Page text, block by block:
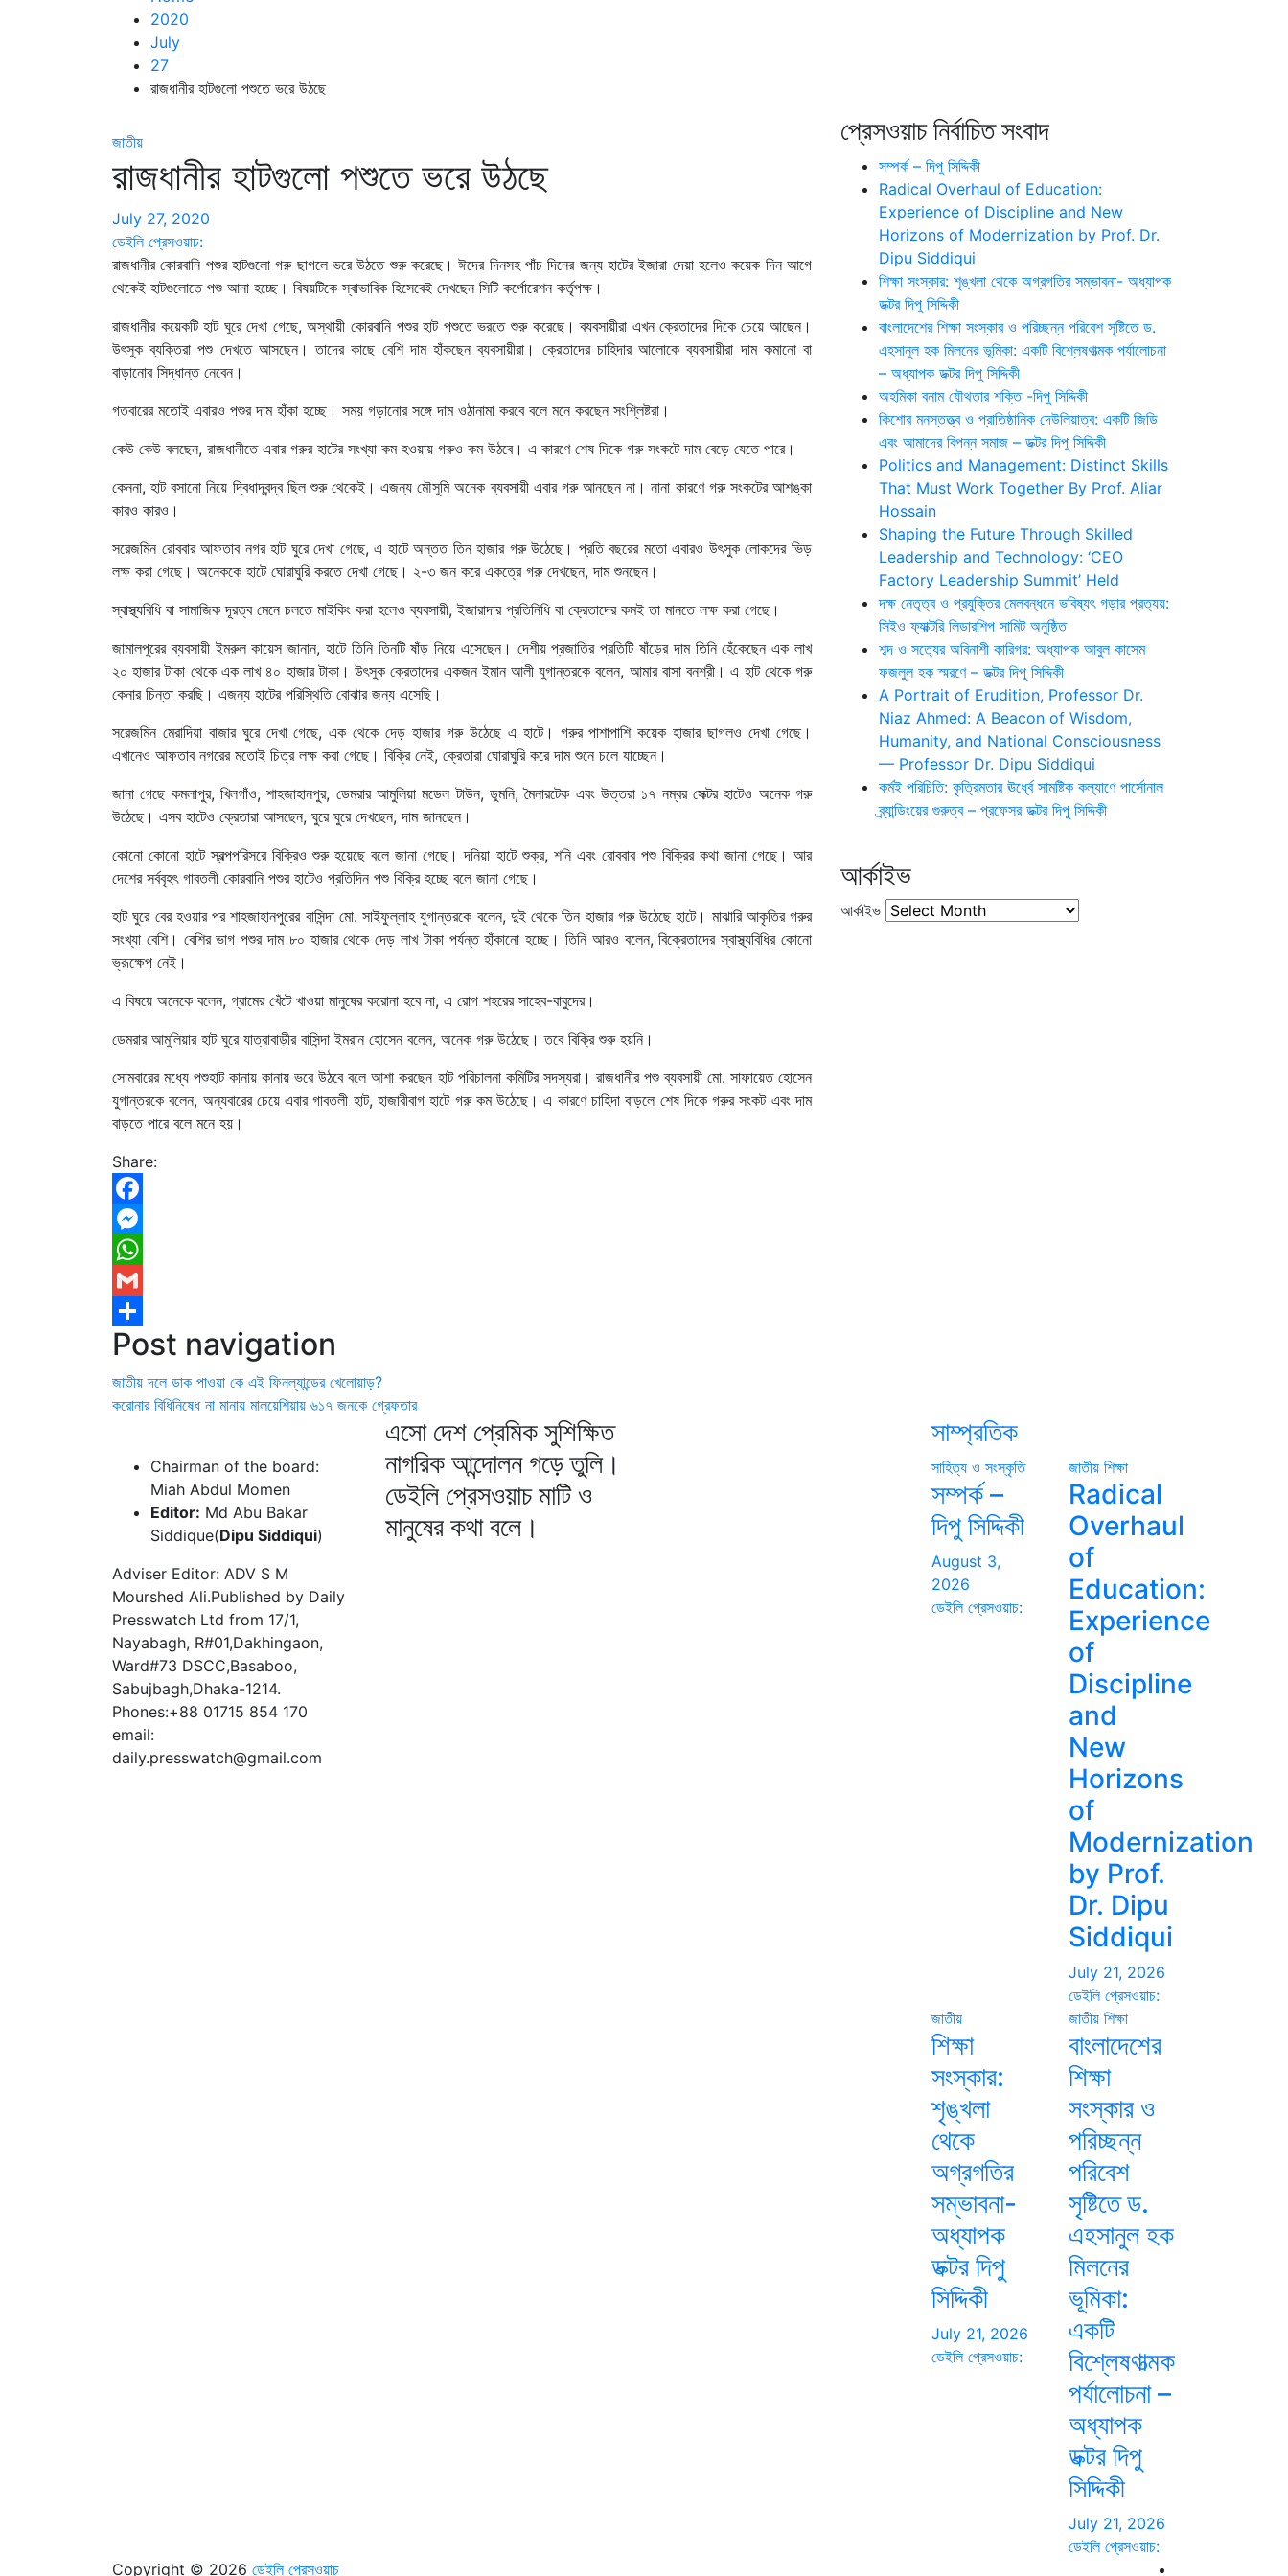
2020
July
27
রাজধানীর হাটগুলো পশুতে ভরে উঠছে
জাতীয়
রাজধানীর হাটগুলো পশুতে ভরে উঠছে
July 27, 2020
ডেইলি প্রেসওয়াচ:
রাজধানীর কোরবানি পশুর হাটগুলো গরু ছাগলে ভরে উঠতে শুরু করেছে। ঈদের দিনসহ পাঁচ দিনের জন্য হাটের ইজারা দেয়া হলেও কয়েক দিন আগে
থেকেই হাটগুলোতে পশু আনা হচ্ছে। বিষয়টিকে স্বাভাবিক হিসেবেই দেখছেন সিটি কর্পোরেশন কর্তৃপক্ষ।
রাজধানীর কয়েকটি হাট ঘুরে দেখা গেছে, অস্থায়ী কোরবানি পশুর হাট পশুতে ভরতে শুরু করেছে। ব্যবসায়ীরা এখন ক্রেতাদের দিকে চেয়ে আছেন।
উৎসুক ব্যক্তিরা পশু দেখতে আসছেন। তাদের কাছে বেশি দাম হাঁকছেন ব্যবসায়ীরা। ক্রেতাদের চাহিদার আলোকে ব্যবসায়ীরা দাম কমানো বা
বাড়ানোর সিদ্ধান্ত নেবেন।
গতবারের মতোই এবারও পশুর দাম হাঁকা হচ্ছে। সময় গড়ানোর সঙ্গে দাম ওঠানামা করবে বলে মনে করছেন সংশ্লিষ্টরা।
কেউ কেউ বলছেন, রাজধানীতে এবার গরুর হাটের সংখ্যা কম হওয়ায় গরুও কম উঠবে। এ কারণে শেষ দিকে গরু সংকটে দাম বেড়ে যেতে পারে।
কেননা, হাট বসানো নিয়ে দ্বিধাদ্বন্দ্ব ছিল শুরু থেকেই। এজন্য মৌসুমি অনেক ব্যবসায়ী এবার গরু আনছেন না। নানা কারণে গরু সংকটের আশঙ্কা
কারও কারও।
সরেজমিন রোববার আফতাব নগর হাট ঘুরে দেখা গেছে, এ হাটে অন্তত তিন হাজার গরু উঠেছে। প্রতি বছরের মতো এবারও উৎসুক লোকদের ভিড়
লক্ষ করা গেছে। অনেককে হাটে ঘোরাঘুরি করতে দেখা গেছে। ২-৩ জন করে একত্রে গরু দেখছেন, দাম শুনছেন।
স্বাস্থ্যবিধি বা সামাজিক দূরত্ব মেনে চলতে মাইকিং করা হলেও ব্যবসায়ী, ইজারাদার প্রতিনিধি বা ক্রেতাদের কমই তা মানতে লক্ষ করা গেছে।
জামালপুরের ব্যবসায়ী ইমরুল কায়েস জানান, হাটে তিনি তিনটি ষাঁড় নিয়ে এসেছেন। দেশীয় প্রজাতির প্রতিটি ষাঁড়ের দাম তিনি হেঁকেছেন এক লাখ
২০ হাজার টাকা থেকে এক লাখ ৪০ হাজার টাকা। উৎসুক ক্রেতাদের একজন ইমান আলী যুগান্তরকে বলেন, আমার বাসা বনশ্রী। এ হাট থেকে গরু
কেনার চিন্তা করছি। এজন্য হাটের পরিস্থিতি বোঝার জন্য এসেছি।
সরেজমিন মেরাদিয়া বাজার ঘুরে দেখা গেছে, এক থেকে দেড় হাজার গরু উঠেছে এ হাটে। গরুর পাশাপাশি কয়েক হাজার ছাগলও দেখা গেছে।
এখানেও আফতাব নগরের মতোই চিত্র লক্ষ করা গেছে। বিক্রি নেই, ক্রেতারা ঘোরাঘুরি করে দাম শুনে চলে যাচ্ছেন।
জানা গেছে কমলাপুর, খিলগাঁও, শাহজাহানপুর, ডেমরার আমুলিয়া মডেল টাউন, ডুমনি, মৈনারটেক এবং উত্তরা ১৭ নম্বর সেক্টর হাটেও অনেক গরু
উঠেছে। এসব হাটেও ক্রেতারা আসছেন, ঘুরে ঘুরে দেখছেন, দাম জানছেন।
কোনো কোনো হাটে স্বল্পপরিসরে বিক্রিও শুরু হয়েছে বলে জানা গেছে। দনিয়া হাটে শুক্র, শনি এবং রোববার পশু বিক্রির কথা জানা গেছে। আর
দেশের সর্ববৃহৎ গাবতলী কোরবানি পশুর হাটেও প্রতিদিন পশু বিক্রি হচ্ছে বলে জানা গেছে।
হাট ঘুরে বের হওয়ার পর শাহজাহানপুরের বাসিন্দা মো. সাইফুল্লাহ যুগান্তরকে বলেন, দুই থেকে তিন হাজার গরু উঠেছে হাটে। মাঝারি আকৃতির গরুর
সংখ্যা বেশি। বেশির ভাগ পশুর দাম ৮০ হাজার থেকে দেড় লাখ টাকা পর্যন্ত হাঁকানো হচ্ছে। তিনি আরও বলেন, বিক্রেতাদের স্বাস্থ্যবিধির কোনো
ভ্রূক্ষেপ নেই।
এ বিষয়ে অনেকে বলেন, গ্রামের খেঁটে খাওয়া মানুষের করোনা হবে না, এ রোগ শহরের সাহেব-বাবুদের।
ডেমরার আমুলিয়ার হাট ঘুরে যাত্রাবাড়ীর বাসিন্দা ইমরান হোসেন বলেন, অনেক গরু উঠেছে। তবে বিক্রি শুরু হয়নি।
সোমবারের মধ্যে পশুহাট কানায় কানায় ভরে উঠবে বলে আশা করছেন হাট পরিচালনা কমিটির সদস্যরা। রাজধানীর পশু ব্যবসায়ী মো. সাফায়েত হোসেন
যুগান্তরকে বলেন, অন্যবারের চেয়ে এবার গাবতলী হাট, হাজারীবাগ হাটে গরু কম উঠেছে। এ কারণে চাহিদা বাড়লে শেষ দিকে গরুর সংকট এবং দাম
বাড়তে পারে বলে মনে হয়।
Share:
Facebook
Messenger
WhatsApp
Gmail
Share
Post navigation
জাতীয় দলে ডাক পাওয়া কে এই ফিনল্যান্ডের খেলোয়াড়?
করোনার বিধিনিষেধ না মানায় মালয়েশিয়ায় ৬১৭ জনকে গ্রেফতার
প্রেসওয়াচ নির্বাচিত সংবাদ
সম্পর্ক – দিপু সিদ্দিকী
Radical Overhaul of Education:
Experience of Discipline and New
Horizons of Modernization by Prof. Dr.
Dipu Siddiqui
শিক্ষা সংস্কার: শৃঙ্খলা থেকে অগ্রগতির সম্ভাবনা- অধ্যাপক
ডক্টর দিপু সিদ্দিকী
বাংলাদেশের শিক্ষা সংস্কার ও পরিচ্ছন্ন পরিবেশ সৃষ্টিতে ড.
এহসানুল হক মিলনের ভূমিকা: একটি বিশ্লেষণাত্মক পর্যালোচনা
– অধ্যাপক ডক্টর দিপু সিদ্দিকী
অহমিকা বনাম যৌথতার শক্তি -দিপু সিদ্দিকী
কিশোর মনস্তত্ত্ব ও প্রাতিষ্ঠানিক দেউলিয়াত্ব: একটি জিডি
এবং আমাদের বিপন্ন সমাজ – ডক্টর দিপু সিদ্দিকী
Politics and Management: Distinct Skills
That Must Work Together By Prof. Aliar
Hossain
Shaping the Future Through Skilled
Leadership and Technology: ‘CEO
Factory Leadership Summit’ Held
দক্ষ নেতৃত্ব ও প্রযুক্তির মেলবন্ধনে ভবিষ্যৎ গড়ার প্রত্যয়:
সিইও ফ্যাক্টরি লিডারশিপ সামিট অনুষ্ঠিত
শব্দ ও সত্যের অবিনাশী কারিগর: অধ্যাপক আবুল কাসেম
ফজলুল হক স্মরণে – ডক্টর দিপু সিদ্দিকী
A Portrait of Erudition, Professor Dr.
Niaz Ahmed: A Beacon of Wisdom,
Humanity, and National Consciousness
— Professor Dr. Dipu Siddiqui
কর্মই পরিচিতি: কৃত্রিমতার ঊর্ধ্বে সামষ্টিক কল্যাণে পার্সোনাল
ব্র্যান্ডিংয়ের গুরুত্ব – প্রফেসর ডক্টর দিপু সিদ্দিকী
আর্কাইভ
আর্কাইভ
Chairman of the board:
Miah Abdul Momen
Editor: Md Abu Bakar
Siddique(Dipu Siddiqui)
Adviser Editor: ADV S M
Mourshed Ali.Published by Daily
Presswatch Ltd from 17/1,
Nayabagh, R#01,Dakhingaon,
Ward#73 DSCC,Basaboo,
Sabujbagh,Dhaka-1214.
Phones:+88 01715 854 170
email:
daily.presswatch@gmail.com
এসো দেশ প্রেমিক সুশিক্ষিত
নাগরিক আন্দোলন গড়ে তুলি।
ডেইলি প্রেসওয়াচ মাটি ও
মানুষের কথা বলে।
সাম্প্রতিক
সাহিত্য ও সংস্কৃতি
সম্পর্ক –
দিপু সিদ্দিকী
August 3,
2026
ডেইলি প্রেসওয়াচ:
জাতীয় শিক্ষা
Radical
Overhaul
of
Education:
Experience
of
Discipline
and
New
Horizons
of
Modernization
by Prof.
Dr. Dipu
Siddiqui
July 21, 2026
ডেইলি প্রেসওয়াচ:
জাতীয়
শিক্ষা
সংস্কার:
শৃঙ্খলা
থেকে
অগ্রগতির
সম্ভাবনা-
অধ্যাপক
ডক্টর দিপু
সিদ্দিকী
July 21, 2026
ডেইলি প্রেসওয়াচ:
জাতীয় শিক্ষা
বাংলাদেশের
শিক্ষা
সংস্কার ও
পরিচ্ছন্ন
পরিবেশ
সৃষ্টিতে ড.
এহসানুল হক
মিলনের
ভূমিকা:
একটি
বিশ্লেষণাত্মক
পর্যালোচনা –
অধ্যাপক
ডক্টর দিপু
সিদ্দিকী
July 21, 2026
ডেইলি প্রেসওয়াচ:
Copyright © 2026 ডেইলি প্রেসওয়াচ